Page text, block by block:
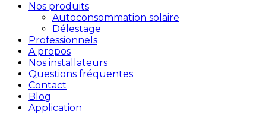
Nos produits
Autoconsommation solaire
Délestage
Professionnels
A propos
Nos installateurs
Questions fréquentes
Contact
Blog
Application